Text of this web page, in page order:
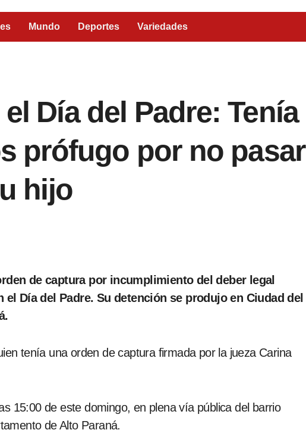
Mundo Deportes Variedades
Día del Padre: Tenía
prófugo por no pasar
hijo
Día del Padre. Su detención se produjo en Ciudad del
tenía una orden de captura firmada por la jueza Carina
15:00 de este domingo, en plena vía pública del barrio
de Alto Paraná.